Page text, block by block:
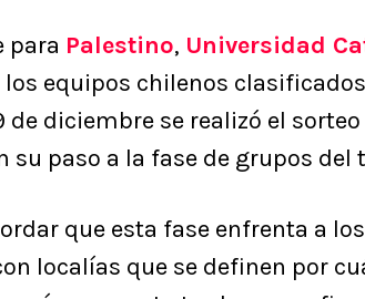
para Palestino, Universidad
los equipos chilenos
de diciembre se realizó el
su paso a la fase de grupos
que esta fase enfrenta a
localías que se definen por